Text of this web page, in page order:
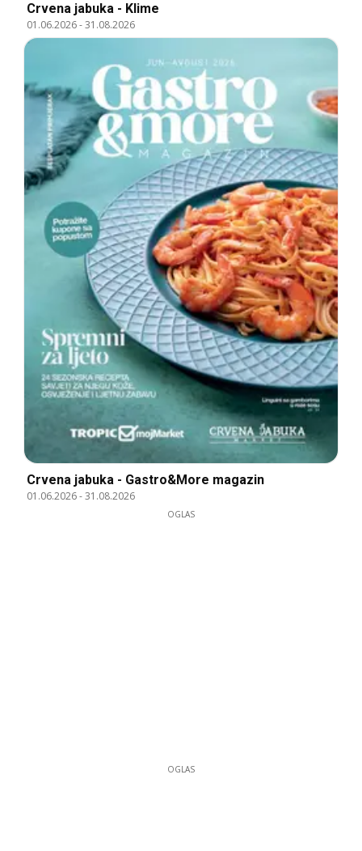
Crvena jabuka - Klime
01.06.2026-31.08.2026
Crvena jabuka - Gastro&More magazin
01.06.2026-31.08.2026
OGLAS
OGLAS